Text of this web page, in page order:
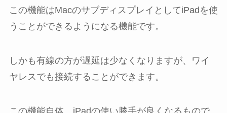
この機能はMacのサブディスプレイとしてiPadを使
うことができるようになる機能です。
しかも有線の方が遅延は少なくなりますが、ワイ
ヤレスでも接続することができます。